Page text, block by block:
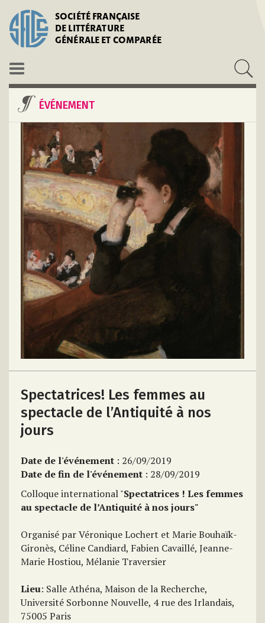
SOCIÉTÉ FRANÇAISE
DE LITTÉRATURE
GÉNÉRALE ET COMPARÉE
ÉVÉNEMENT
Spectatrices! Les femmes au
spectacle de l’Antiquité à nos
jours
Date de l'événement : 26/09/2019
Date de fin de l'événement : 28/09/2019
Colloque international "Spectatrices ! Les femmes
au spectacle de l’Antiquité à nos jours"
Organisé par Véronique Lochert et Marie Bouhaïk-
Gironès, Céline Candiard, Fabien Cavaillé, Jeanne-
Marie Hostiou, Mélanie Traversier
Lieu: Salle Athéna, Maison de la Recherche,
Université Sorbonne Nouvelle, 4 rue des Irlandais,
75005 Paris